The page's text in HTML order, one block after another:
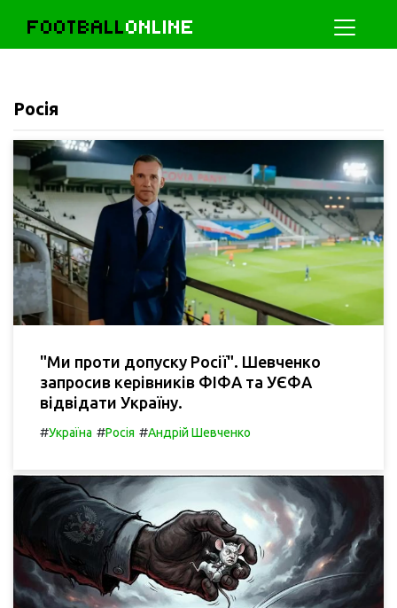
FOOTBALLONLINE
Росія
"Ми проти допуску Росії". Шевченко
запросив керівників ФІФА та УЄФА
відвідати Україну.
#Україна #Росія #Андрій Шевченко